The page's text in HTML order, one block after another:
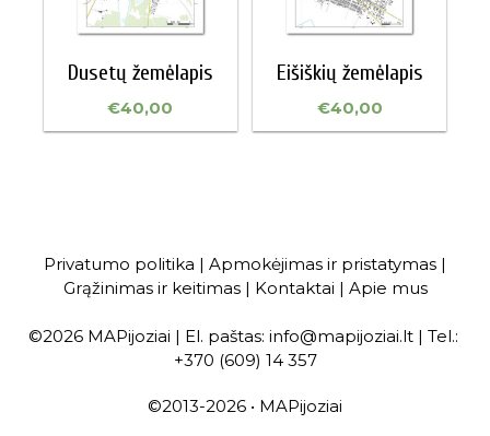
Dusetų žemėlapis
€40,00
Eišiškių žemėlapis
€40,00
Privatumo politika | Apmokėjimas ir pristatymas |
Grąžinimas ir keitimas| Kontaktai | Apie mus
©2026 MAPijoziai | El. paštas: info@mapijoziai.lt | Tel.:
+370 (609) 14 357
©2013-2026 • MAPijoziai